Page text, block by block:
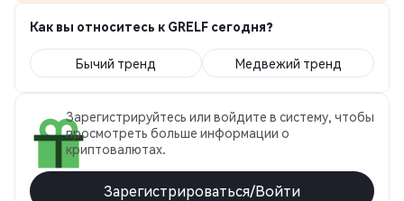
Как вы относитесь к GRELF сегодня?
Бычий тренд Медвежий тренд
Зарегистрируйтесь или войдите в систему, чтобы
просмотреть больше информации о
криптовалютах.
Зарегистрироваться/Войти